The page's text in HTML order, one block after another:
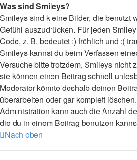
Was sind Smileys?
Smileys sind kleine Bilder, die benutzt
Gefühl auszudrücken. Für jeden
Code, z. B. bedeutet :) fröhlich und :(
Smileys kannst du beim Verfassen
Versuche bitte trotzdem, Smileys nicht
sie können einen Beitrag schnell
Moderator könnte deshalb deinen
überarbeiten oder gar komplett
Administration kann auch die Anzahl
die du in einem Beitrag benutzen
Nach oben